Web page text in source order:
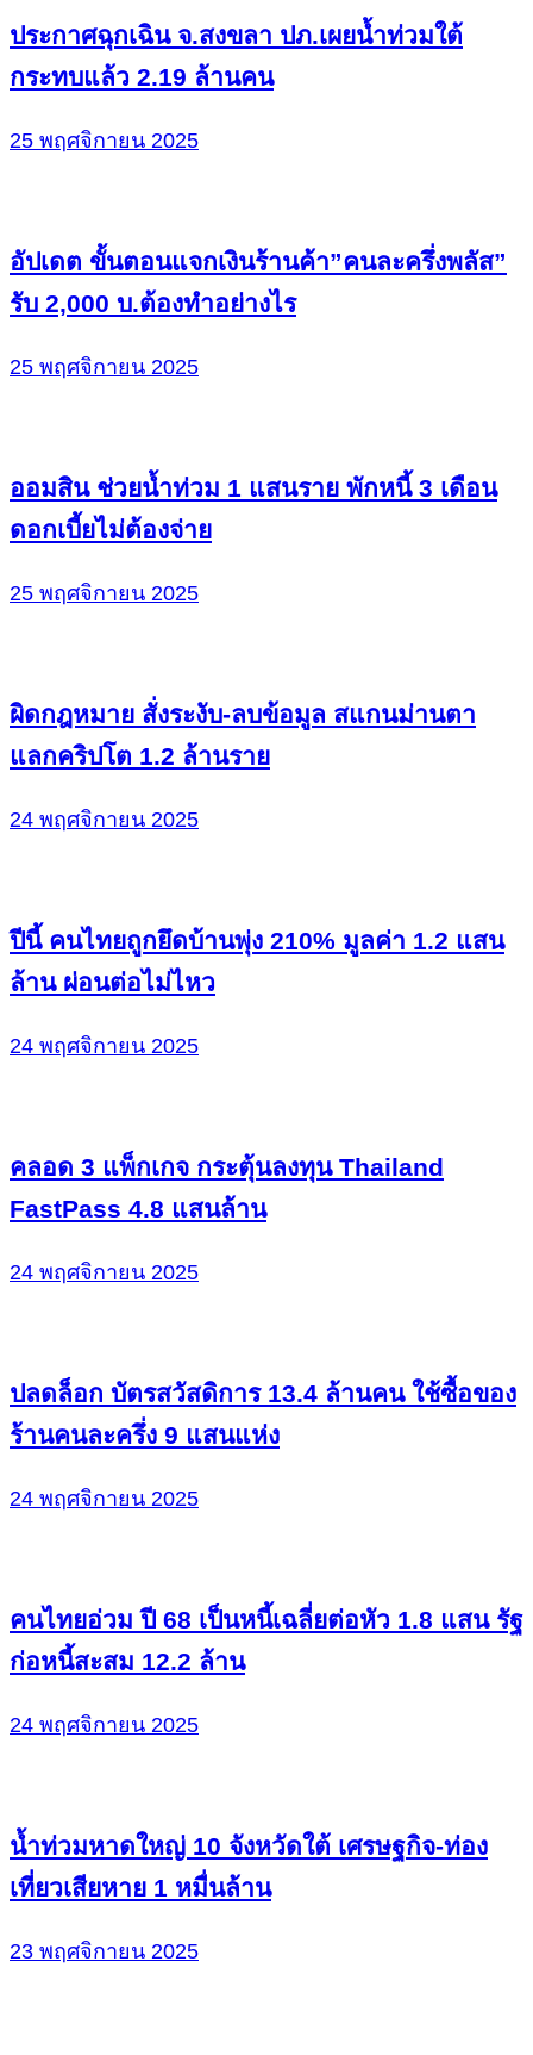
ประกาศฉุกเฉิน จ.สงขลา ปภ.เผยน้ำท่วมใต้
กระทบแล้ว 2.19 ล้านคน
25 พฤศจิกายน 2025
อัปเดต ขั้นตอนแจกเงินร้านค้า”คนละครึ่งพลัส”
รับ 2,000 บ.ต้องทำอย่างไร
25 พฤศจิกายน 2025
ออมสิน ช่วยน้ำท่วม 1 แสนราย พักหนี้ 3 เดือน
ดอกเบี้ยไม่ต้องจ่าย
25 พฤศจิกายน 2025
ผิดกฎหมาย สั่งระงับ-ลบข้อมูล สแกนม่านตา
แลกคริปโต 1.2 ล้านราย
24 พฤศจิกายน 2025
ปีนี้ คนไทยถูกยึดบ้านพุ่ง 210% มูลค่า 1.2 แสน
ล้าน ผ่อนต่อไม่ไหว
24 พฤศจิกายน 2025
คลอด 3 แพ็กเกจ กระตุ้นลงทุน Thailand
FastPass 4.8 แสนล้าน
24 พฤศจิกายน 2025
ปลดล็อก บัตรสวัสดิการ 13.4 ล้านคน ใช้ซื้อของ
ร้านคนละครึ่ง 9 แสนแห่ง
24 พฤศจิกายน 2025
คนไทยอ่วม ปี 68 เป็นหนี้เฉลี่ยต่อหัว 1.8 แสน รัฐ
ก่อหนี้สะสม 12.2 ล้าน
24 พฤศจิกายน 2025
น้ำท่วมหาดใหญ่ 10 จังหวัดใต้ เศรษฐกิจ-ท่อง
เที่ยวเสียหาย 1 หมื่นล้าน
23 พฤศจิกายน 2025